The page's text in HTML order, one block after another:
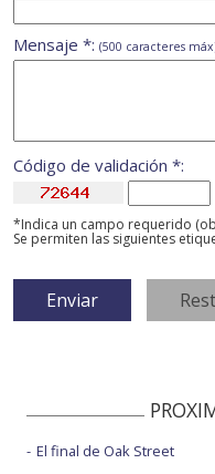
Mensaje *: (500 caracteres
Código de validación *:
*Indica un campo requerido
Se permiten las siguientes
El final de Oak Street